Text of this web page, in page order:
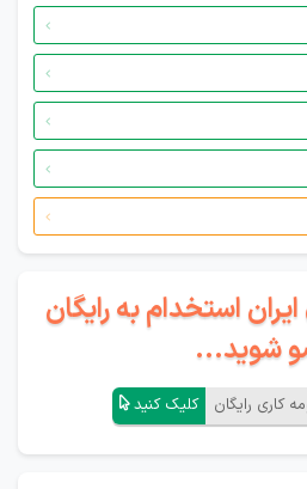
استخدام به رایگان
شوید...
کاری رایگان کلیک کنید